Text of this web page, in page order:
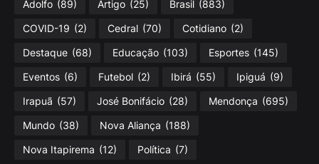
Adolfo (89) Artigo (25) Brasil (883)
COVID-19 (2) Cedral (70) Cotidiano (2)
Destaque (68) Educação (103) Esportes (145)
Eventos (6) Futebol (2) Ibirá (55) Ipiguá (9)
Irapuã (57) José Bonifácio (28) Mendonça (695)
Mundo (38) Nova Aliança (188)
Nova Itapirema (12) Política (7)